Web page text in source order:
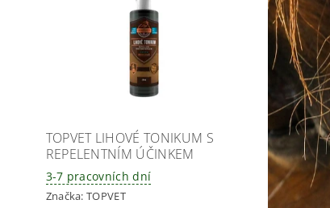
TOPVET LIHOVÉ TONIKUM S
REPELENTNÍM ÚČINKEM
3-7 pracovních dní
Značka:TOPVET